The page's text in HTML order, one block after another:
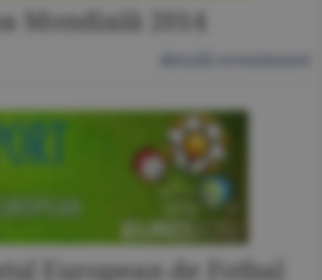
Mondială 2014
European de Fotbal